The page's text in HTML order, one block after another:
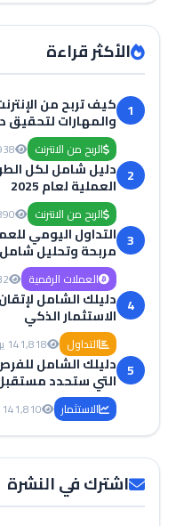
الأكثر قراءة
1 كيف تربح من
والمهارات
الربح من الانترنت
2 دليل شامل لكل
العملية لعام 2025
الربح من الانترنت
3 التداول اليومي
مربحة وتحليل شامل
العملات الرقمية
4 دليلك الشامل
الاستثمار الذكي
التداول 1,81814 يونيو 2025
5 دليلك الشامل
التي ستحدد مستقبل
الاستثمار 1,81014 يونيو 2025
اشترك في النشرة